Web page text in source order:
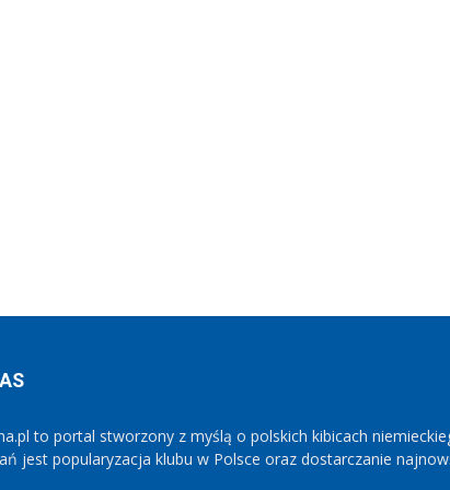
to portal stworzony z myślą o polskich kibicach
jest popularyzacja klubu w Polsce oraz dostarczanie